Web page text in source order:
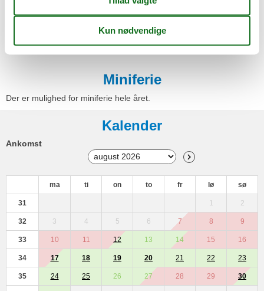
Toiletpapir
Miniferie
Der er mulighed for miniferie hele året.
Kalender
Ankomst
ma ti on to fr lø sø
31 1 2
32 3 4 5 6 7 8 9
33 10 11 12 13 14 15 16
34 17 18 19 20 21 22 23
35 24 25 26 27 28 29 30